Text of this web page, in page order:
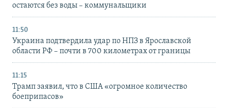
остаются без воды – коммунальщики
11:50
Украина подтвердила удар по НПЗ в Ярославской
области РФ – почти в 700 километрах от границы
11:15
Трамп заявил, что в США «огромное количество
боеприпасов»